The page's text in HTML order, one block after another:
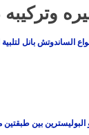
الساندوتش بانل لتلبية
بين طبقتين